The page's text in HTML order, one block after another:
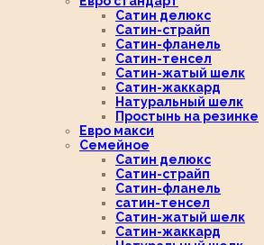
Сатин делюкс
Сатин-страйп
Сатин-фланель
Сатин-тенсел
Сатин-жатый шелк
Сатин-жаккард
Натуральный шелк
Простынь на резинке
Евро макси
Семейное
Сатин делюкс
Сатин-страйп
Сатин-фланель
сатин-тенсел
Сатин-жатый шелк
Сатин-жаккард